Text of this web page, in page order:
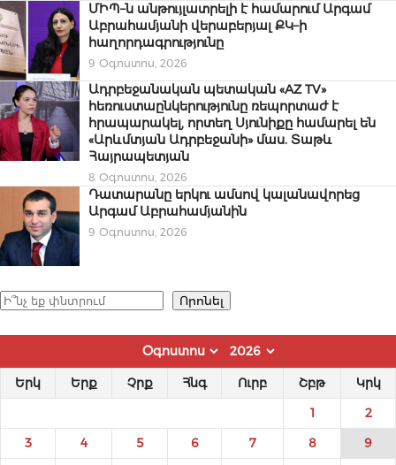
ՄԻՊ–ն անթույլատրելի է համարում Արգամ
Աբրահամյանի վերաբերյալ ՔԿ–ի
հաղորդագրությունը
9 Օգոստոս, 2026
Ադրբեջանական պետական «AZ TV»
հեռուստաընկերությունը ռեպորտաժ է
հրապարակել, որտեղ Սյունիքը համարել են
«Արևմտյան Ադրբեջանի» մաս. Տաթև
Հայրապետյան
8 Օգոստոս, 2026
Դատարանը երկու ամսով կալանավորեց
Արգամ Աբրահամյանին
9 Օգոստոս, 2026
Որոնել Որոնել
Երկ Երք Չրք Հնգ Ուրբ Շբթ Կրկ
1 2
3 4 5 6 7 8 9